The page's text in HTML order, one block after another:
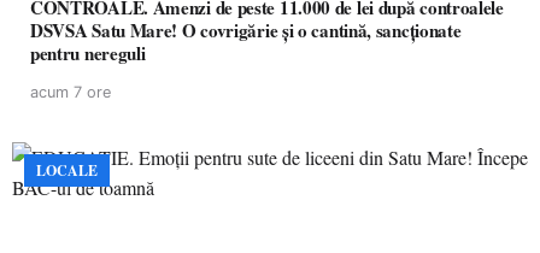
CONTROALE. Amenzi de peste 11.000 de lei după controalele
DSVSA Satu Mare! O covrigărie și o cantină, sancționate
pentru nereguli
acum 7 ore
LOCALE